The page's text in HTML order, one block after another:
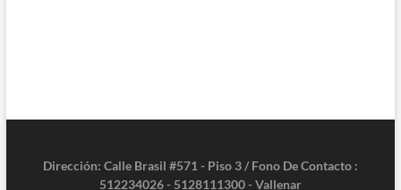
Dirección: Calle Brasil #571 - Piso 3 / Fono De Contacto :
512234026 - 5128111300 - Vallenar